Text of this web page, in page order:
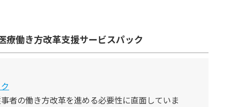
療働き方改革支援サービスパック
者の働き方改革を進める必要性に直面していま